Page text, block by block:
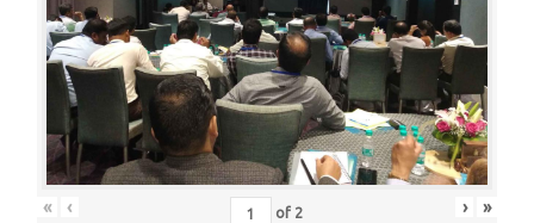
« ‹ of 2 › »